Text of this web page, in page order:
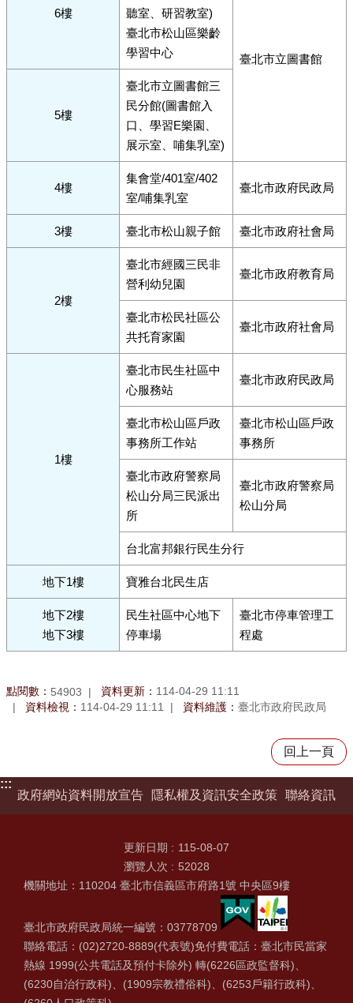
6樓
聽室、研習教室)
臺北市松山區樂齡
學習中心
臺北市立圖書館
5樓
臺北市立圖書館三
民分館(圖書館入
口、學習E樂園、
展示室、哺集乳室)
4樓
集會堂/401室/402
室/哺集乳室
臺北市政府民政局
3樓 臺北市松山親子館 臺北市政府社會局
2樓
臺北市經國三民非
營利幼兒園
臺北市政府教育局
臺北市松民社區公
共托育家園
臺北市政府社會局
1樓
臺北市民生社區中
心服務站
臺北市政府民政局
臺北市松山區戶政
事務所工作站
臺北市松山區戶政
事務所
臺北市政府警察局
松山分局三民派出
所
臺北市政府警察局
松山分局
台北富邦銀行民生分行
地下1樓 寶雅台北民生店
地下2樓
地下3樓
民生社區中心地下
停車場
臺北市停車管理工
程處
點閱數： 54903 資料更新： 114-04-29 11:11
資料檢視： 114-04-29 11:11 資料維護： 臺北市政府民政局
回上一頁
:::
政府網站資料開放宣告
隱私權及資訊安全政策 聯絡資訊
更新日期
115-08-07
瀏覽人次
52028
機關地址：110204 臺北市信義區市府路1號 中央區9樓
臺北市政府民政局統一編號：03778709
聯絡電話：(02)2720-8889(代表號)免付費電話：臺北市民當家
熱線 1999(公共電話及預付卡除外) 轉(6226區政監督科)、
(6230自治行政科)、(1909宗教禮俗科)、(6253戶籍行政科)、